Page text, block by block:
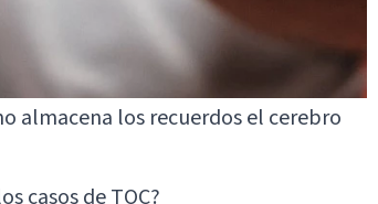
almacena los recuerdos el cerebro
casos de TOC?